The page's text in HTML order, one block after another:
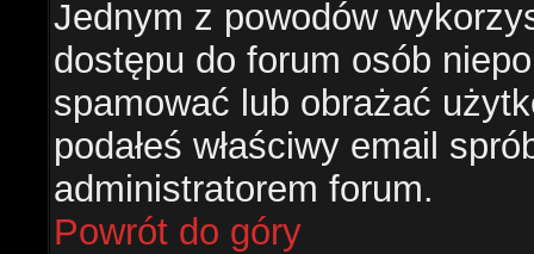
Jednym z powodów
dostępu do forum osób
spamować lub obrażać
podałeś właściwy email
administratorem forum.
Powrót do góry